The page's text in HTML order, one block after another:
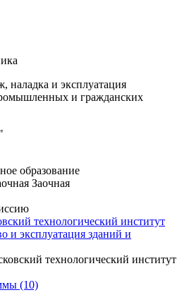
наладка и эксплуатация
и гражданских
образование
Заочная
технологический институт
и эксплуатация зданий и
(10)